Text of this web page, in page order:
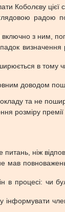
Коболєву
радою
з ним,
в тому
доводом
та не
розміру
ніж
в процесі:
інформувати